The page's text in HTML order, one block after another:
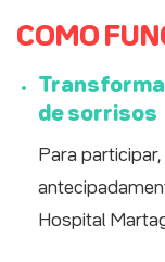
COMO
de sorrisos
Para
Hospital